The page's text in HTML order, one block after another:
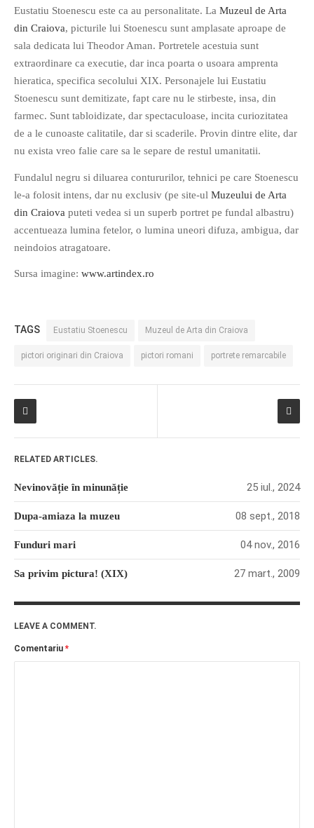
Eustatiu Stoenescu este ca au personalitate. La Muzeul de Arta
din Craiova, picturile lui Stoenescu sunt amplasate aproape de
sala dedicata lui Theodor Aman. Portretele acestuia sunt
extraordinare ca executie, dar inca poarta o usoara amprenta
hieratica, specifica secolului XIX. Personajele lui Eustatiu
Stoenescu sunt demitizate, fapt care nu le stirbeste, insa, din
farmec. Sunt tabloidizate, dar spectaculoase, incita curiozitatea
de a le cunoaste calitatile, dar si scaderile. Provin dintre elite, dar
nu exista vreo falie care sa le separe de restul umanitatii.
Fundalul negru si diluarea contururilor, tehnici pe care Stoenescu
le-a folosit intens, dar nu exclusiv (pe site-ul Muzeului de Arta
din Craiova puteti vedea si un superb portret pe fundal albastru)
accentueaza lumina fetelor, o lumina uneori difuza, ambigua, dar
neindoios atragatoare.
Sursa imagine: www.artindex.ro
TAGS Eustatiu Stoenescu Muzeul de Arta din Craiova
pictori originari din Craiova pictori romani portrete remarcabile
RELATED ARTICLES.
Nevinovăție în minunăție 25 iul., 2024
Dupa-amiaza la muzeu 08 sept., 2018
Funduri mari 04 nov., 2016
Sa privim pictura! (XIX) 27 mart., 2009
LEAVE A COMMENT.
Comentariu *